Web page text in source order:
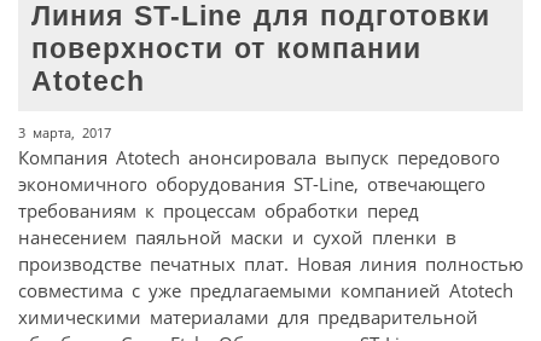
Линия ST-Line для подготовки
поверхности от компании
Atotech
3 марта, 2017
Компания Atotech анонсировала выпуск передового
экономичного оборудования ST-Line, отвечающего
требованиям к процессам обработки перед
нанесением паяльной маски и сухой пленки в
производстве печатных плат. Новая линия полностью
совместима с уже предлагаемыми компанией Atotech
химическими материалами для предварительной